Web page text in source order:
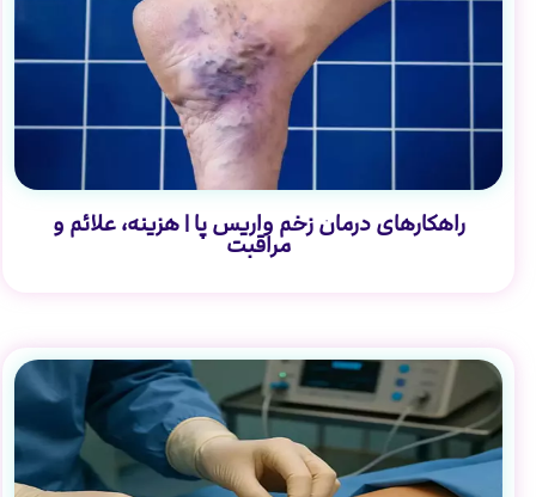
راهکارهای درمان زخم واریس پا | هزینه، علائم و
مراقبت